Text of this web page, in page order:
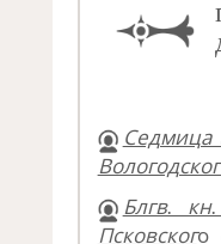
Седмица
Блгв.
Псковского